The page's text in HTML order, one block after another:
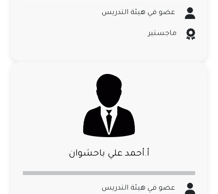
عضو في هيئة التدريس
ماجستير
أ.أحمد علي باحشوان
عضو في هيئة التدريس